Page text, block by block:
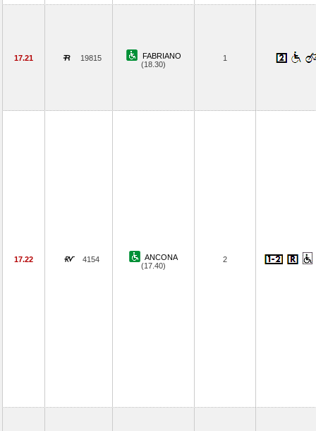
17.21 19815
FABRIANO
(18.30)
1
17.22 4154
ANCONA
(17.40)
2